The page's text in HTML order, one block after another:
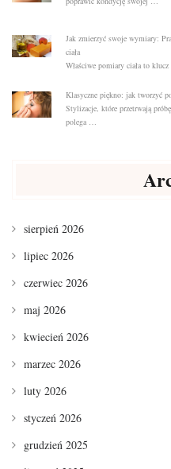
Jak zmierzyć swoje wymiary:
ciała
Właściwe pomiary ciała to
Klasyczne piękno: jak tworzyć
Stylizacje, które przetrwają
polega …
sierpień 2026
lipiec 2026
czerwiec 2026
maj 2026
kwiecień 2026
marzec 2026
luty 2026
styczeń 2026
grudzień 2025